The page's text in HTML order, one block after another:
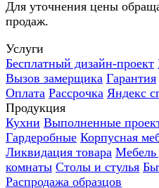
Для уточнения цены
продаж.
Услуги
Бесплатный дизайн-проект
Вызов замерщика Гарантия
Оплата Рассрочка Яндекс
Продукция
Кухни Выполненные
Гардеробные Корпусная
Ликвидация товара Мебель
комнаты Столы и стулья
Распродажа образцов